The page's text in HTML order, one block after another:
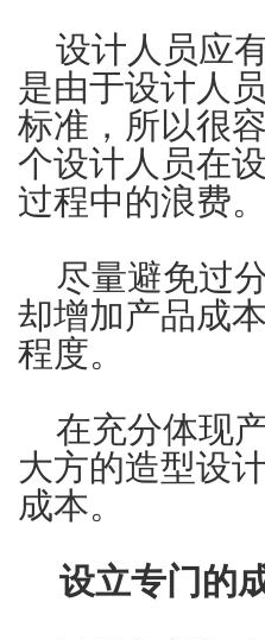
设计人员应
是由于设计人
标准，所以很
个设计人员在
过程中的浪费
尽量避免过
却增加产品成
程度。
在充分体现
大方的造型设
成本。
设立专门的